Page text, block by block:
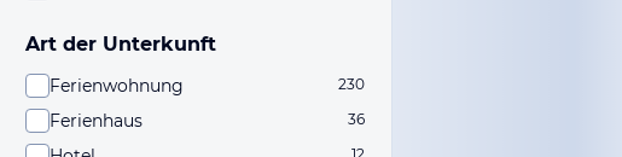
Art der Unterkunft
Ferienwohnung 230
Ferienhaus 36